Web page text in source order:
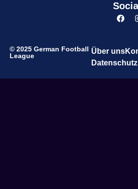
© 2025 German Football
League
Über uns
Datenschutz